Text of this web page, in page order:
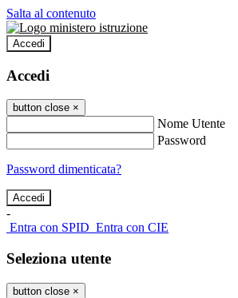
Salta al contenuto
Accedi
Accedi
button close ×
Nome Utente
Password
Password dimenticata?
-
Entra con SPID Entra con CIE
Seleziona utente
button close ×